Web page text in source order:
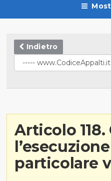
Indietro
Articolo
particolare